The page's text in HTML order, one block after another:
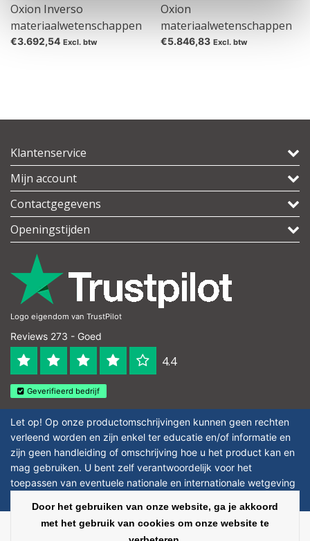
Oxion Inverso
materiaalwetenschappen
€3.692,54 Excl. btw
Oxion
materiaalwetenschappen
€5.846,83 Excl. btw
Klantenservice
Mijn account
Contactgegevens
Openingstijden
Logo eigendom van TrustPilot
Reviews 273 - Goed
4.4
Geverifieerd bedrijf
Let op! Op onze productomschrijvingen kunnen geen rechten
verleend worden en zijn enkel ter educatie en/of informatie en
zijn geen handleiding of omschrijving hoe u het product kan en
mag gebruiken. U bent zelf verantwoordelijk voor het
toepassen van eventuele nationale en internationale wetgeving
Copyright © 2026 - Laboratorium Discounter - All rights reserved - Theme by
Door het gebruiken van onze website, ga je akkoord
met het gebruik van cookies om onze website te